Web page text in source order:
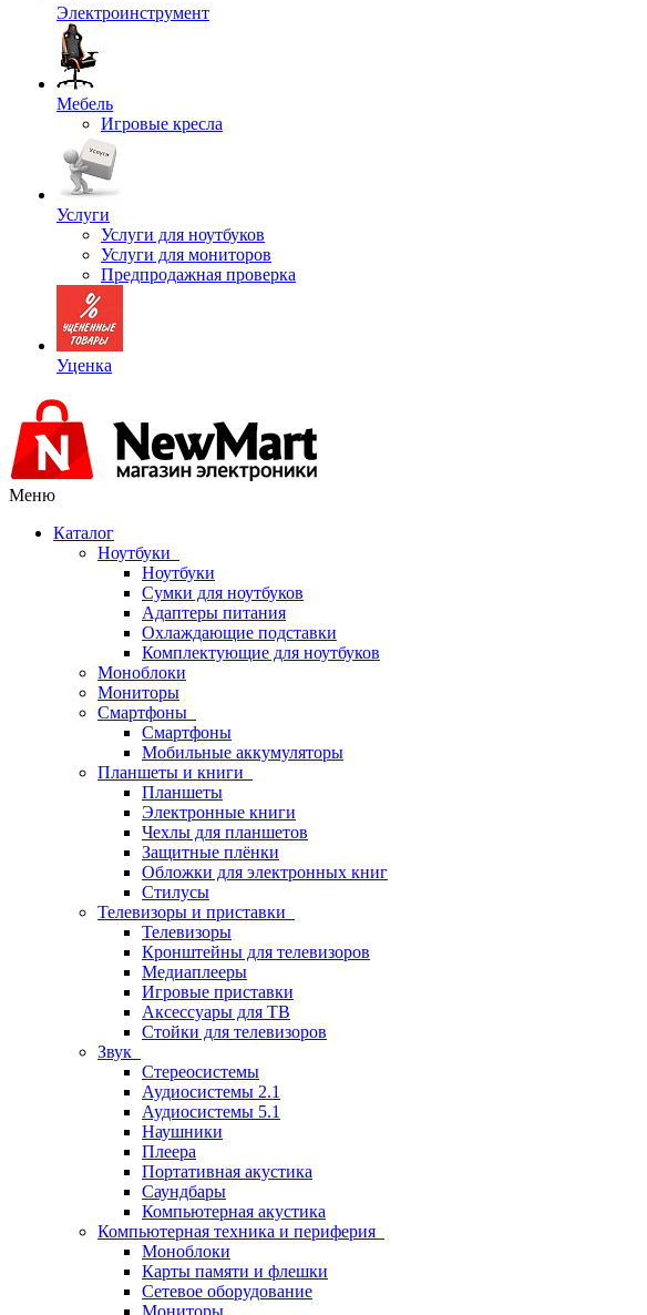
Электроинструмент
Мебель
Игровые кресла
Услуги
Услуги для ноутбуков
Услуги для мониторов
Предпродажная проверка
Уценка
Меню
Каталог
Ноутбуки
Ноутбуки
Сумки для ноутбуков
Адаптеры питания
Охлаждающие подставки
Комплектующие для ноутбуков
Моноблоки
Мониторы
Смартфоны
Смартфоны
Мобильные аккумуляторы
Планшеты и книги
Планшеты
Электронные книги
Чехлы для планшетов
Защитные плёнки
Обложки для электронных книг
Стилусы
Телевизоры и приставки
Телевизоры
Кронштейны для телевизоров
Медиаплееры
Игровые приставки
Аксессуары для ТВ
Стойки для телевизоров
Звук
Стереосистемы
Аудиосистемы 2.1
Аудиосистемы 5.1
Наушники
Плеера
Портативная акустика
Саундбары
Компьютерная акустика
Компьютерная техника и периферия
Моноблоки
Карты памяти и флешки
Сетевое оборудование
Мониторы